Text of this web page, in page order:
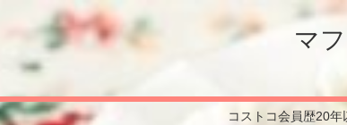
マ
コストコ会員歴20